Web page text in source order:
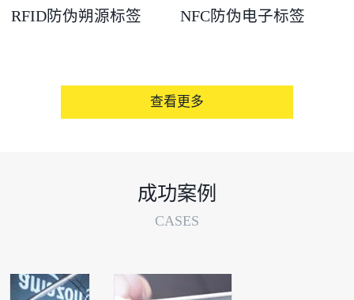
RFID防伪朔源标签 NFC防伪电子标签
查看更多
成功案例
CASES